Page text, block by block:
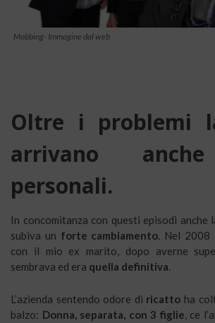
Mobbing- Immagine dal web
Oltre i problemi
arrivano
personali.
In concomitanza con questi episodi anche
subiva un forte cambiamento. Nel 2008
con il mio ex marito, dopo averne
sembrava ed era quella definitiva.
L’azienda sentendo odore di ricatto ha
balzo: Donna, separata, con 3 figlie, ce